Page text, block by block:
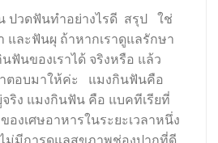
ปวดฟันทำอย่างไรดี สรุป ใช่
ละฟันผุ ถ้าหากเราดูแลรักษา
ฟันของเราได้ จริงหรือ แล้ว
ตอบมาให้ค่ะ แมงกินฟันคือ
ริง แมงกินฟัน คือ แบคทีเรียที่
งเศษอาหารในระยะเวลาหนึ่ง
ม่มีการดูแลสุขภาพช่องปากที่ดี